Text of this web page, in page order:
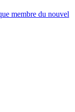
membre du nouvel